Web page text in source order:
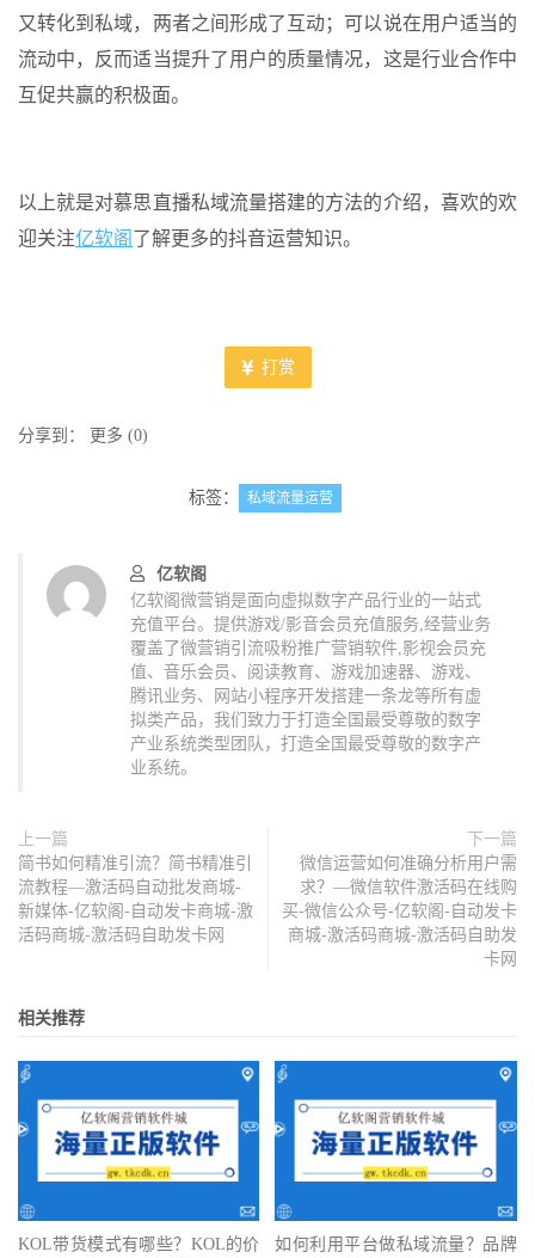
又转化到私域，两者之间形成了互动；可以说在用户适当的
流动中，反而适当提升了用户的质量情况，这是行业合作中
互促共赢的积极面。
以上就是对慕思直播私域流量搭建的方法的介绍，喜欢的欢
迎关注亿软阁 了解更多的抖音运营知识。
打赏
分享到： 更多 (0)
标签： 私域流量运营
亿软阁
亿软阁微营销是面向虚拟数字产品行业的一站式
充值平台。提供游戏/影音会员充值服务,经营业务
覆盖了微营销引流吸粉推广营销软件,影视会员充
值、音乐会员、阅读教育、游戏加速器、游戏、
腾讯业务、网站小程序开发搭建一条龙等所有虚
拟类产品，我们致力于打造全国最受尊敬的数字
产业系统类型团队，打造全国最受尊敬的数字产
业系统。
上一篇
简书如何精准引流？简书精准引
流教程—激活码自动批发商城-
新媒体-亿软阁-自动发卡商城-激
活码商城-激活码自助发卡网
下一篇
微信运营如何准确分析用户需
求？—微信软件激活码在线购
买-微信公众号-亿软阁-自动发卡
商城-激活码商城-激活码自助发
卡网
相关推荐
KOL带货模式有哪些？KOL的价
如何利用平台做私域流量？品牌